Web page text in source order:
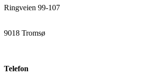
Ringveien 99-107
9018 Tromsø
Telefon